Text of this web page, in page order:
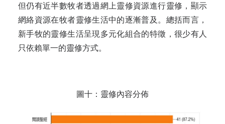
但仍有近半數牧者透過網上靈修資源進行靈修，顯示
網絡資源在牧者靈修生活中的逐漸普及。總括而言，
新手牧的靈修生活呈現多元化組合的特徵，很少有人
只依賴單一的靈修方式。
圖十：靈修內容分佈